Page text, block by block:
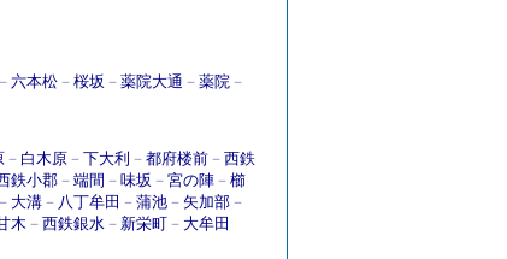
六本松－ 桜坂 － 薬院大通 － 薬院－
－ 白木原－ 下大利 － 都府楼前－ 西鉄
鉄小郡－ 端間 － 味坂 － 宮の陣－ 櫛
大溝－ 八丁牟田 － 蒲池－ 矢加部－
木 － 西鉄銀水－ 新栄町－ 大牟田